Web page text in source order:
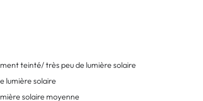
teinté/ très peu de lumière solaire
lumière solaire
solaire moyenne